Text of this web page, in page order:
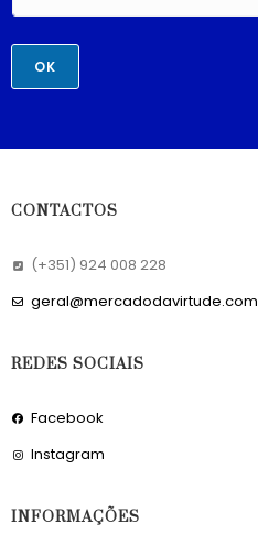
OK
CONTACTOS
(+351) 924 008 228
geral@mercadodavirtude.com
REDES SOCIAIS
Facebook
Instagram
INFORMAÇÕES